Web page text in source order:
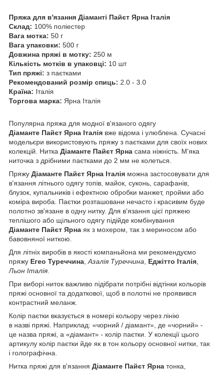
Пряжа для в'язання Діаманті Пайєт Ярна Італія
Склад: 100% поліестер
Вага мотка: 50 г
Вага упаковки: 500 г
Довжина пряжі в мотку: 250 м
Кількість мотків в упаковці: 10 шт
Тип пряжі: з паєтками
Рекомендований розмір спиць: 2.0 - 3.0
Країна: Італія
Торгова марка: Ярна Італія
Популярна пряжа для модної в'язаного одягу
Діаманте Пайєт Ярна Італія вже відома і улюблена. Сучасні
модельєри використовують пряжу з паєтками для своїх нових
колекцій. Нитка Діаманте Пайєт Ярна сама ніжність. М'яка
ниточка з дрібними паєтками до 2 мм не колеться.
Пряжу Діаманте Пайєт Ярна Італія можна застосовувати для
в'язання літнього одягу топів, майок, суконь, сарафанів,
блузок, купальників і ефектною обробки манжет, пройми або
коміра вироба. Паєтки розташовани нечасто і красивим буде
полотно зв'язане в одну нитку. Для в'язання цієї пряжею
теплішого або щільного одягу підійде комбінування
Діаманте Пайєт Ярна як з мохером, так з мериносом або
бавовняної ниткою.
Для літніх виробів в якості компаньйона ми рекомендуємо
пряжу Егео Туреччина,Азалія Туреччина, Еджітто Італія,
Льон Італія.
При виборі ниток важливо підібрати потрібні відтінки кольорів
пряжі основної та додаткової, щоб в полотні не проявився
контрастний меланж.
Колір паєтки вказується в номері кольору через лінію
в назві пряжі. Наприклад: «чорний / діамант», де «чорний» -
це назва пряжі, а «діамант» - колір паєтки. У колекції цього
артикулу колір паєтки йде як в тон кольору основної нитки, так
і голографічна.
Нитка пряжі для в'язання Діаманте Пайєт Ярна тонка,